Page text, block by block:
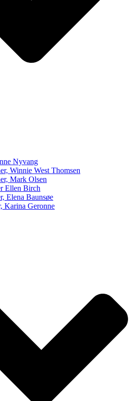
Nyvang
Winnie West Thomsen
Mark Olsen
Ellen Birch
Elena Baunsøe
Karina Geronne